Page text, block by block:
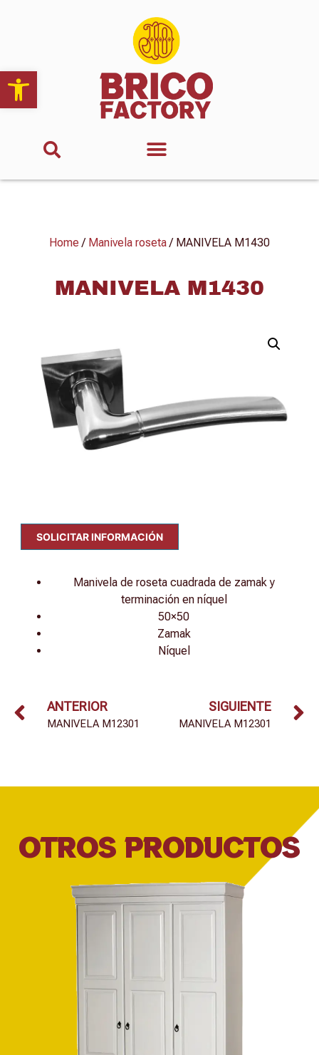
Abrir barra de herramientas
Home/ Manivela roseta/ MANIVELA M1430
MANIVELA M1430
SOLICITAR INFORMACIÓN
Manivela de roseta cuadrada de zamak y
terminación en níquel
50×50
Zamak
Níquel
ANTERIOR
MANIVELA M12301
SIGUIENTE
MANIVELA M12301
OTROS PRODUCTOS